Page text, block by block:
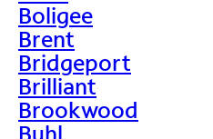
Boligee
Brent
Bridgeport
Brilliant
Brookwood
Buhl